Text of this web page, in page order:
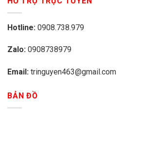
Hotline: 0908.738.979
Zalo: 0908738979
Email: tringuyen463@gmail.com
BẢN ĐỒ